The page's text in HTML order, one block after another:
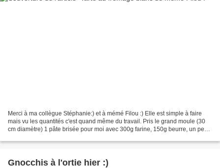
Merci à ma collègue Stéphanie:) et à mémé Filou :) Elle est simple à faire
mais vu les quantités c'est quand même du travail. Pris le grand moule (30
cm diamètre) 1 pâte brisée pour moi avec 300g farine, 150g beurre, un peu
Gnocchis à l'ortie hier :)